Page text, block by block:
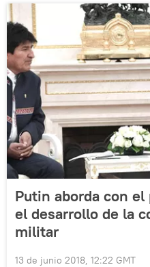
Putin aborda con
el desarrollo de la
militar
13 de junio 2018, 12:22 GMT